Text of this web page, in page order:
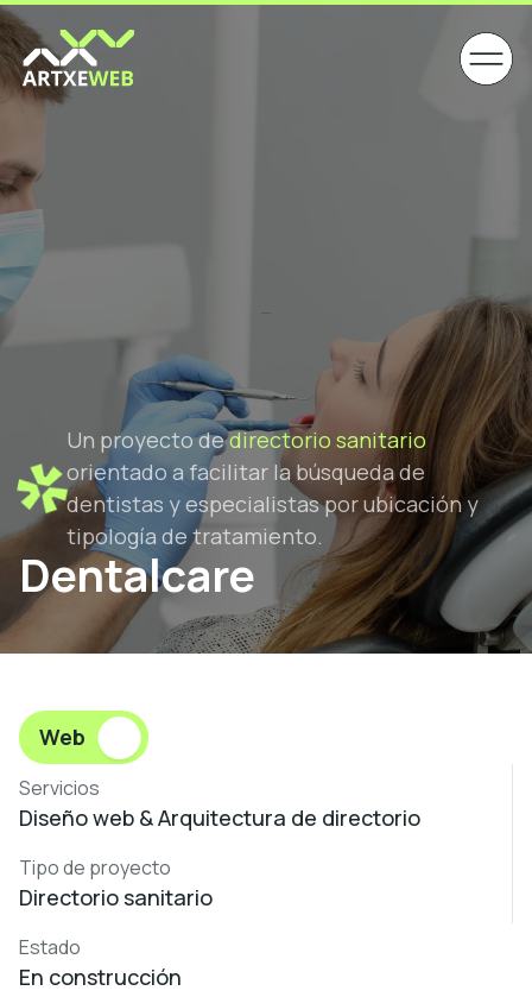
Un proyecto dedirectorio sanitario
orientado a facilitar la búsqueda de
dentistas y especialistas por ubicación y
tipología de tratamiento.
Dentalcare
Web
Servicios
Diseño web & Arquitectura de directorio
Tipo de proyecto
Directorio sanitario
Estado
En construcción